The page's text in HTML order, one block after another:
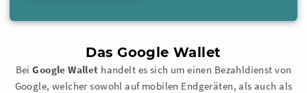
Das Google Wallet
BeiGoogle Wallet handelt es sich um einen Bezahldienst von
Google, welcher sowohl auf mobilen Endgeräten, als auch als